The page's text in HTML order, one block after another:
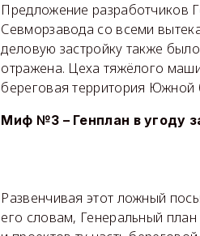
Предложение разработчиков
Севморзавода со всеми
деловую застройку также
отражена. Цеха тяжёлого
береговая территория
Миф №3 – Генплан в угоду
Развенчивая этот ложный
его словам, Генеральный